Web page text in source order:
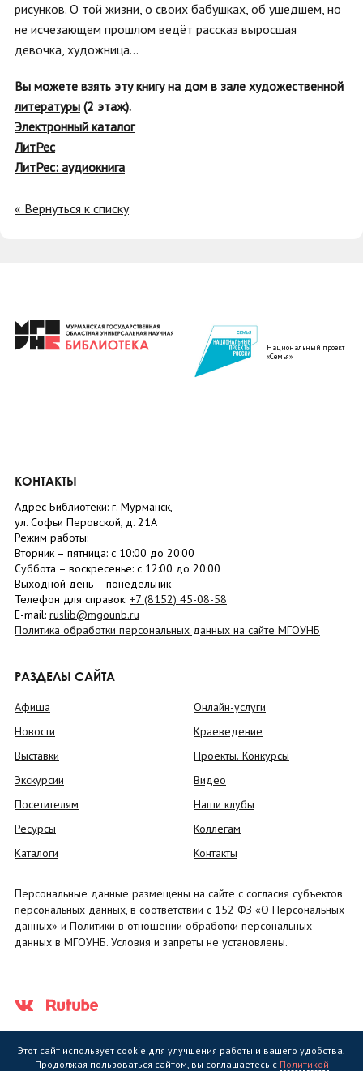
рисунков. О той жизни, о своих бабушках, об ушедшем, но
не исчезающем прошлом ведёт рассказ выросшая
девочка, художница…
Вы можете взять эту книгу на дом в зале художественной
литературы (2 этаж).
Электронный каталог
ЛитРес
ЛитРес: аудиокнига
« Вернуться к списку
Национальный проект
«Семья»
КОНТАКТЫ
Адрес Библиотеки: г. Мурманск,
ул. Софьи Перовской, д. 21А
Режим работы:
Вторник – пятница: с 10:00 до 20:00
Суббота – воскресенье: c 12:00 до 20:00
Выходной день – понедельник
Телефон для справок: +7 (8152) 45-08-58
E-mail: ruslib@mgounb.ru
Политика обработки персональных данных на сайте МГОУНБ
РАЗДЕЛЫ САЙТА
Афиша
Новости
Выставки
Экскурсии
Посетителям
Ресурсы
Каталоги
Онлайн-услуги
Краеведение
Проекты. Конкурсы
Видео
Наши клубы
Коллегам
Контакты
Персональные данные размещены на сайте с согласия субъектов
персональных данных, в соответствии с 152 ФЗ «О Персональных
данных» и Политики в отношении обработки персональных
данных в МГОУНБ. Условия и запреты не установлены.
Этот сайт использует cookie для улучшения работы и вашего удобства.
Продолжая пользоваться сайтом, вы соглашаетесь с Политикой